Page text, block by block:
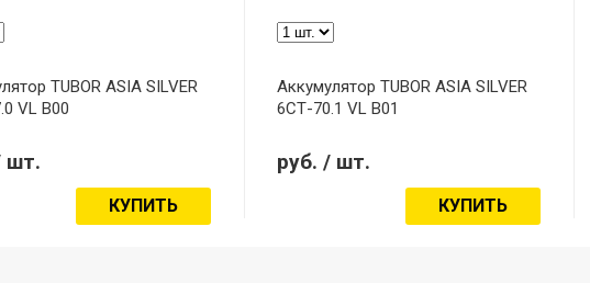
TUBOR ASIA SILVER
VL B00
шт.
КУПИТЬ
Аккумулятор TUBOR ASIA SILVER
6СТ-70.1 VL B01
руб. / шт.
КУПИТЬ